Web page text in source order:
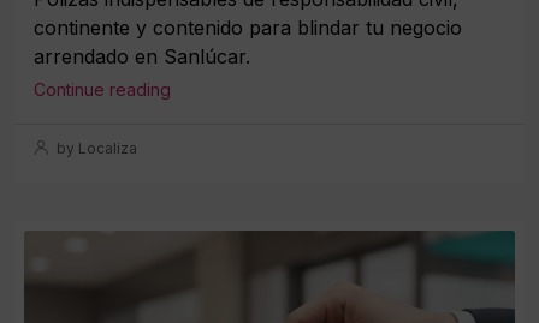
continente y contenido para blindar tu negocio
arrendado en Sanlúcar.
Continue reading
by Localiza